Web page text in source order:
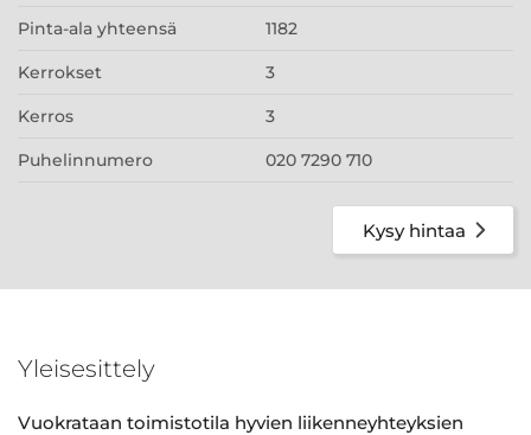
Pinta-ala yhteensä 1182
Kerrokset 3
Kerros 3
Puhelinnumero 020 7290 710
Kysy hintaa
Yleisesittely
Vuokrataan toimistotila hyvien liikenneyhteyksien